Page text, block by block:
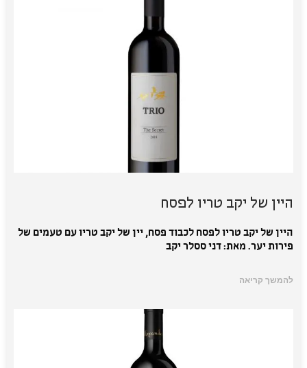
היין של יקב טריו לפסח
היין של יקב טריו לפסח לכבוד פסח, יין של יקב טריו עם טעמים של
פירות יער. מאת: דני ססלר יקב
להמשך קריאה